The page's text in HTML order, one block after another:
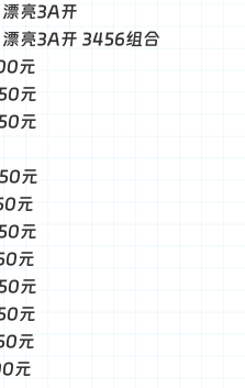
亮3A开
亮3A开 3456组合
元
元
元
元
元
元
元
元
元
元
元